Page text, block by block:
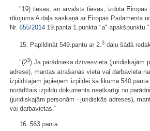
"19) tiesas, arī ārvalsts tiesas, izdota Eiropas
rīkojuma A daļa saskaņā ar Eiropas Parlamenta
Nr. 655/2014 19.panta 1.punkta "a" apakšpunktu."
15. Papildināt 549.pantu ar 2.3 daļu šādā
"(23) Ja parādnieka dzīvesvieta (juridiskajām
adrese), mantas atrašanās vieta vai darbavieta
izpildītājam jāpieņem izpildei šā likuma
norādītais izpildu dokuments neatkarīgi no
(juridiskajām personām - juridiskās adreses),
vai darbavietas."
16. 563.pantā: